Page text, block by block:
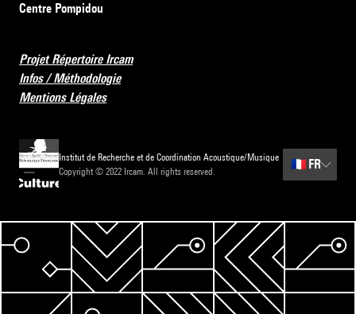
Centre Pompidou
Projet Répertoire Ircam
Infos / Méthodologie
Mentions Légales
Institut de Recherche et de Coordination Acoustique/Musique
Copyright © 2022 Ircam. All rights reserved.
🇫🇷 FR